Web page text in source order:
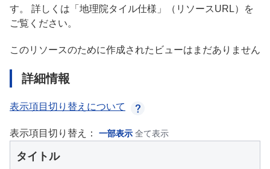
す。 詳しくは「地理院タイル仕様」（リソースURL）を
ご覧ください。
このリソースのために作成されたビューはまだありません
詳細情報
表示項目切り替えについて
表示項目切り替え： 一部表示 全て表示
タイトル